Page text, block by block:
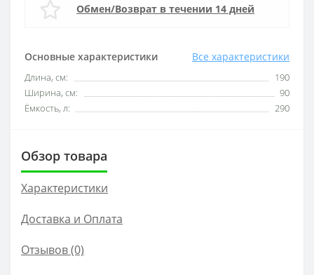
Основные характеристики Все характеристики
Длина, см:
190
Ширина, см:
90
Ёмкость, л:
290
Обмен/Возврат в течении 14 дней
Обзор товара
Характеристики
Доставка и Оплата
Отзывов (0)